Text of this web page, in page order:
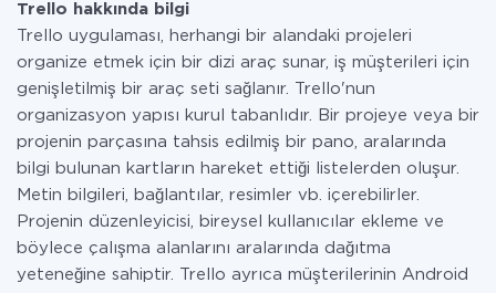
Trello hakkında bilgi
Trello uygulaması, herhangi bir alandaki projeleri
organize etmek için bir dizi araç sunar, iş müşterileri için
genişletilmiş bir araç seti sağlanır. Trello'nun
organizasyon yapısı kurul tabanlıdır. Bir projeye veya bir
projenin parçasına tahsis edilmiş bir pano, aralarında
bilgi bulunan kartların hareket ettiği listelerden oluşur.
Metin bilgileri, bağlantılar, resimler vb. içerebilirler.
Projenin düzenleyicisi, bireysel kullanıcılar ekleme ve
böylece çalışma alanlarını aralarında dağıtma
yeteneğine sahiptir. Trello ayrıca müşterilerinin Android